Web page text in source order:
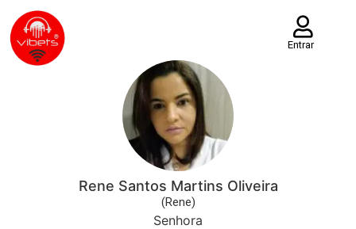
Entrar
Rene Santos Martins Oliveira
(Rene)
Senhora